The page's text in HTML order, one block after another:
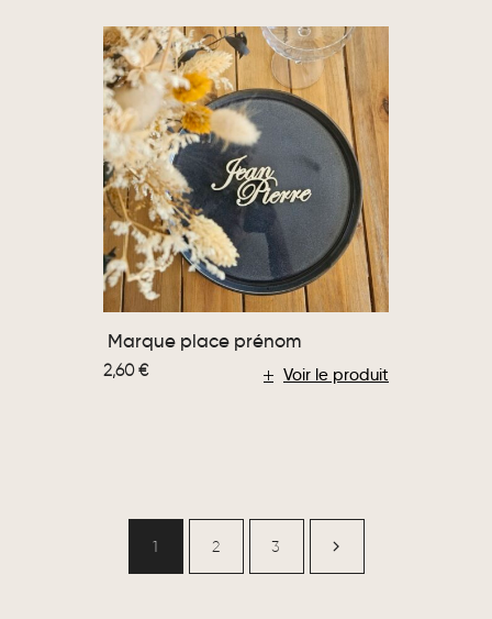
Voir le produit
Marque place prénom
2,60€
1 2 3